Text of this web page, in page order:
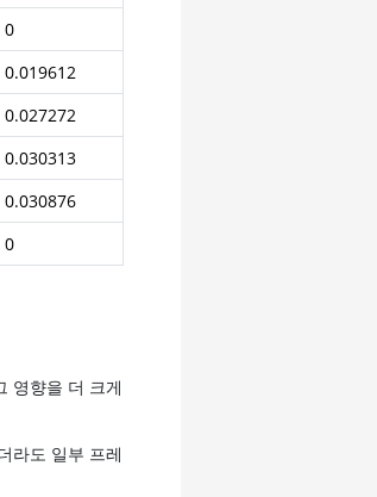
0
0.019612
0.027272
0.030313
0.030876
0
영향을 더 크게
라도 일부 프레